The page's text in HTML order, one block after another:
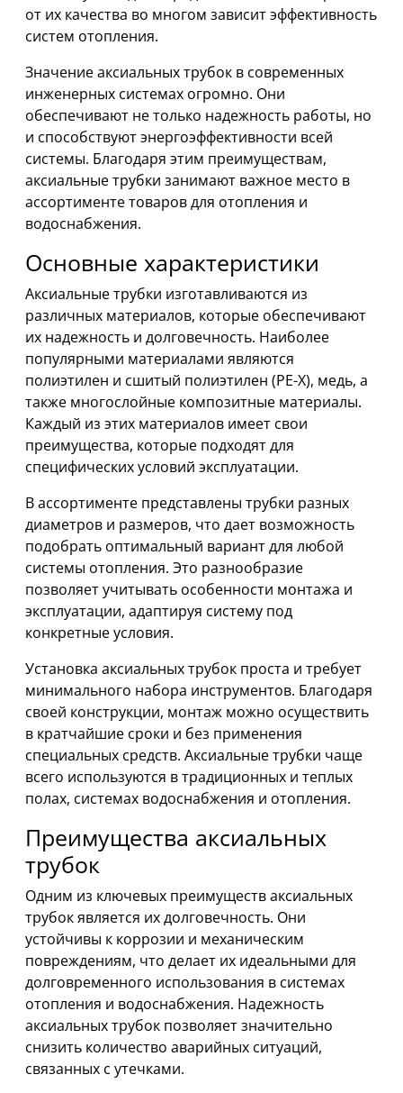
от их качества во многом зависит эффективность
систем отопления.
Значение аксиальных трубок в современных
инженерных системах огромно. Они
обеспечивают не только надежность работы, но
и способствуют энергоэффективности всей
системы. Благодаря этим преимуществам,
аксиальные трубки занимают важное место в
ассортименте товаров для отопления и
водоснабжения.
Основные характеристики
Аксиальные трубки изготавливаются из
различных материалов, которые обеспечивают
их надежность и долговечность. Наиболее
популярными материалами являются
полиэтилен и сшитый полиэтилен (PE-X), медь, а
также многослойные композитные материалы.
Каждый из этих материалов имеет свои
преимущества, которые подходят для
специфических условий эксплуатации.
В ассортименте представлены трубки разных
диаметров и размеров, что дает возможность
подобрать оптимальный вариант для любой
системы отопления. Это разнообразие
позволяет учитывать особенности монтажа и
эксплуатации, адаптируя систему под
конкретные условия.
Установка аксиальных трубок проста и требует
минимального набора инструментов. Благодаря
своей конструкции, монтаж можно осуществить
в кратчайшие сроки и без применения
специальных средств. Аксиальные трубки чаще
всего используются в традиционных и теплых
полах, системах водоснабжения и отопления.
Преимущества аксиальных
трубок
Одним из ключевых преимуществ аксиальных
трубок является их долговечность. Они
устойчивы к коррозии и механическим
повреждениям, что делает их идеальными для
долговременного использования в системах
отопления и водоснабжения. Надежность
аксиальных трубок позволяет значительно
снизить количество аварийных ситуаций,
связанных с утечками.